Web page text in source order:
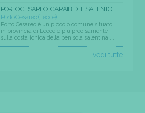
PORTO CESAREO I CARAIBI DEL SALENTO
Porto Cesareo (Lecce)
Porto Cesareo è un piccolo comune situato
in provincia di Lecce e più precisamente
sulla costa ionica della penisola salentina....
vedi tutte